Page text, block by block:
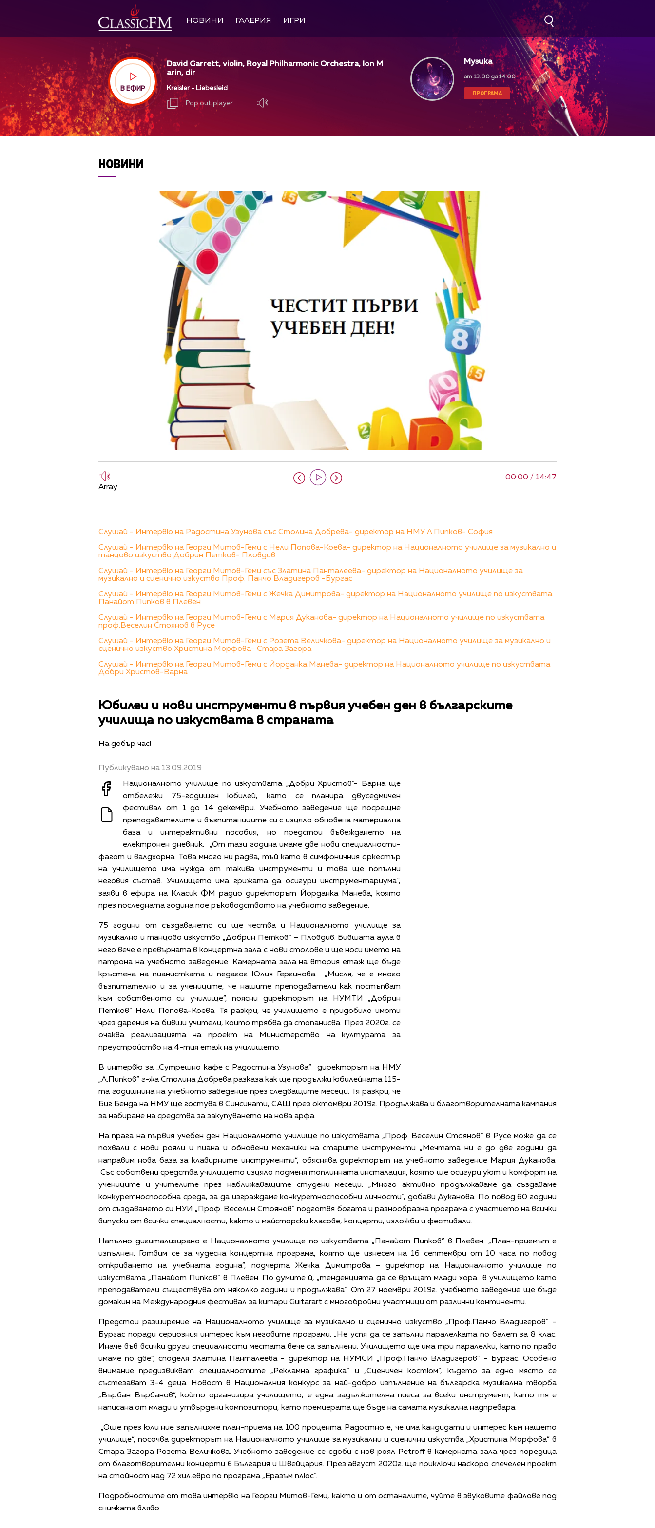
НОВИНИ ГАЛЕРИЯ ИГРИ
В ЕФИР
David Garrett, violin, Royal Philharmonic Orchestra, Ion M
arin, dir
Kreisler - Liebesleid
Pop out player
Музика
от 13:00 до 14:00
ПРОГРАМА
НОВИНИ
00:00 / 14:47
Array
Слушай - Интервю на Радостина Узунова със Столина Добрева- директор на НМУ Л.Пипков- София
Слушай - Интервю на Георги Митов-Геми с Нели Попова-Коева- директор на Националното училище за музикално и
танцово изкуство Добрин Петков- Пловдив
Слушай - Интервю на Георги Митов-Геми със Златина Панталеева- директор на Националното училище за
музикално и сценично изкуство Проф. Панчо Владигеров -Бургас
Слушай - Интервю на Георги Митов-Геми с Жечка Димитрова- директор на Националното училище по изкуствата
Панайот Пипков в Плевен
Слушай - Интервю на Георги Митов-Геми с Мария Дуканова- директор на Националното училище по изкуствата
проф.Веселин Стоянов в Русе
Слушай - Интервю на Георги Митов-Геми с Розета Величкова- директор на Националното училище за музикално и
сценично изкуство Христина Морфова- Стара Загора
Слушай - Интервю на Георги Митов-Геми с Йорданка Манева- директор на Националното училище по изкуствата
Добри Христов-Варна
Юбилеи и нови инструменти в първия учебен ден в българските
училища по изкуствата в страната
На добър час!
Публикувано на 13.09.2019
Националното училище по изкуствата „Добри Христов”- Варна ще
отбележи 75-годишен юбилей, като се планира двуседмичен
фестивал от 1 до 14 декември. Учебното заведение ще посрещне
преподавателите и възпитаниците си с изцяло обновена материална
база и интерактивни пособия, но предстои въвеждането на
електронен дневник. „От тази година имаме две нови специалности-
фагот и валдхорна. Това много ни радва, тъй като в симфоничния оркестър
на училището има нужда от такива инструменти и това ще попълни
неговия състав. Училището има грижата да осигури инструментариума“,
заяви в ефира на Класик ФМ радио директорът Йорданка Манева, която
през последната година пое ръководството на учебното заведение.
75 години от създаването си ще чества и Националното училище за
музикално и танцово изкуство „Добрин Петков” – Пловдив. Бившата аула в
него вече е превърната в концертна зала с нови столове и ще носи името на
патрона на учебното заведение. Камерната зала на втория етаж ще бъде
кръстена на пианистката и педагог Юлия Гергинова. „Мисля, че е много
възпитателно и за учениците, че нашите преподаватели как постъпват
към собственото си училище“, поясни директорът на НУМТИ „Добрин
Петков” Нели Попова-Коева. Тя разкри, че училището е придобило имоти
чрез дарения на бивши учители, които трябва да стопанисва. През 2020г. се
очаква реализацията на проект на Министерство на културата за
преустройство на 4-тия етаж на училището.
В интервю за „Сутрешно кафе с Радостина Узунова“ директорът на НМУ
„Л.Пипков“ г-жа Столина Добрева разказа как ще продължи юбилейната 115-
та годишнина на учебното заведение през следващите месеци. Тя разкри, че
Биг Бенда на НМУ ще гостува в Синсинати, САЩ през октомври 2019г. Продължава и благотворителната кампания
за набиране на средства за закупуването на нова арфа.
На прага на първия учебен ден Националното училище по изкуствата „Проф. Веселин Стоянов” в Русе може да се
похвали с нови рояли и пиана и обновени механики на старите инструменти „Мечтата ни е до две години да
направим нова база за клавирните инструменти“, обяснява директорът на учебното заведение Мария Дуканова.
Със собствени средства училището изцяло подменя топлинната инсталация, която ще осигури уют и комфорт на
учениците и учителите през наближаващите студени месеци. „Много активно продължаваме да създаваме
конкуретноспособна среда, за да изграждаме конкуретноспособни личности“, добави Дуканова. По повод 60 години
от създаването си НУИ „Проф. Веселин Стоянов” подготвя богата и разнообразна програма с участието на всички
випуски от всички специалности, както и майсторски класове, концерти, изложби и фестивали.
Напълно дигитализирано е Националното училище по изкуствата „Панайот Пипков” в Плевен. „План-приемът е
изпълнен. Готвим се за чудесна концертна програма, която ще изнесем на 16 септември от 10 часа по повод
откриването на учебната година“, подчерта Жечка Димитрова – директор на Националното училище по
изкуствата „Панайот Пипков” в Плевен. По думите й, „тенденцията да се връщат млади хора в училището като
преподаватели съществува от няколко години и продължава“. От 27 ноември 2019г. учебното заведение ще бъде
домакин на Международния фестивал за китари Guitarart с многобройни участници от различни континенти.
Предстои разширение на Националното училище за музикално и сценично изкуство „Проф.Панчо Владигеров” –
Бургас поради сериозния интерес към неговите програми. „Не успя да се запълни паралелката по балет за 8 клас.
Иначе във всички други специалности местата вече са запълнени. Училището ще има три паралелки, като по право
имаме по две“, споделя Златина Панталеева - директор на НУМСИ „Проф.Панчо Владигеров” – Бургас. Особено
внимание предизвикват специалностите „Рекламна графика“ и „Сценичен костюм“, където за едно място се
състезават 3-4 деца. Новост в Националния конкурс за най-добро изпълнение на българска музикална творба
„Върбан Върбанов“, който организира училището, е една задължителна пиеса за всеки инструмент, като тя е
написана от млади и утвърдени композитори, като премиерата ще бъде на самата музикална надпревара.
„Още през юли ние запълнихме план-приема на 100 процента. Радостно е, че има кандидати и интерес към нашето
училище“, посочва директорът на Националното училище за музикални и сценични изкуства „Христина Морфова” в
Стара Загора Розета Величкова. Учебното заведение се сдоби с нов роял Petroff в камерната зала чрез поредица
от благотворителни концерти в България и Швейцария. През август 2020г. ще приключи наскоро спечелен проект
на стойност над 72 хил.евро по програма „Еразъм плюс“.
Подробностите от това интервю на Георги Митов-Геми, както и от останалите, чуйте в звуковите файлове под
снимката вляво.